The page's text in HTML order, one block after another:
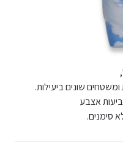
ומשטחים שונים ביעילות.
אצבע
סימנים.